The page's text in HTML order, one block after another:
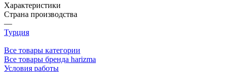
Характеристики
Страна производства
—
Турция
Все товары категории
Все товары бренда harizma
Условия работы